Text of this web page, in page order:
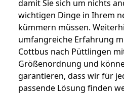
damit Sie sich um nichts
wichtigen Dinge in Ihrem
kümmern müssen.
umfangreiche Erfahrung
Cottbus nach Püttlingen
Größenordnung und
garantieren, dass wir für
passende Lösung finden